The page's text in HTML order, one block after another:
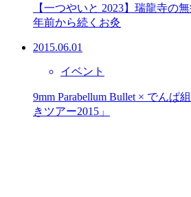
【一つやいと 2023】瑞龍寺の
年前から続くお灸
2015.06.01
イベント
9mm Parabellum Bullet × でんぱ
きツアー2015」